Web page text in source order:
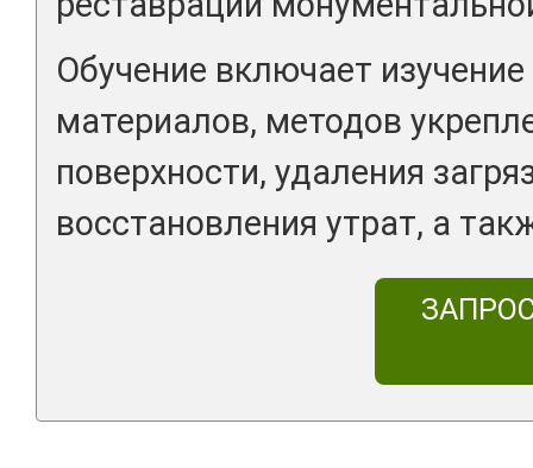
Обучение включает
материалов, методов
поверхности, удаления
восстановления утрат, а